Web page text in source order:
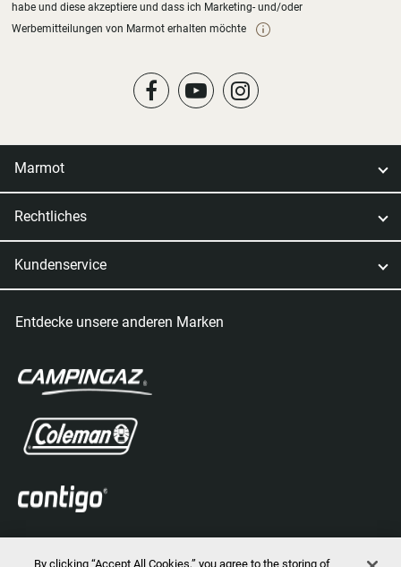
habe und diese akzeptiere und dass ich Marketing- und/oder
Werbemitteilungen von Marmot erhalten möchte
Marmot
Rechtliches
Kundenservice
Entdecke unsere anderen Marken
By clicking “Accept All Cookies,” you agree to the storing of